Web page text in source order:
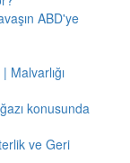
ABD'ye
Malvarlığı
konusunda
ve Geri